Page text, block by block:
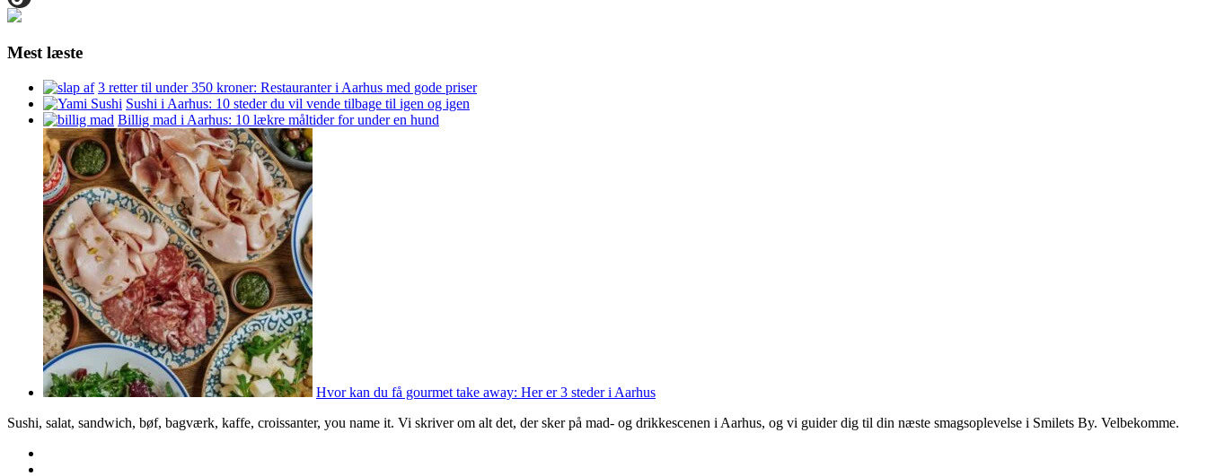
Mest læste
3 retter til under 350 kroner: Restauranter i Aarhus med gode priser
Sushi i Aarhus: 10 steder du vil vende tilbage til igen og igen
Billig mad i Aarhus: 10 lækre måltider for under en hund
Hvor kan du få gourmet take away: Her er 3 steder i Aarhus
Sushi, salat, sandwich, bøf, bagværk, kaffe, croissanter, you name it. Vi skriver om alt det, der sker på mad- og drikkescenen i Aarhus, og vi guider dig til din næste smagsoplevelse i Smilets By. Velbekomme.